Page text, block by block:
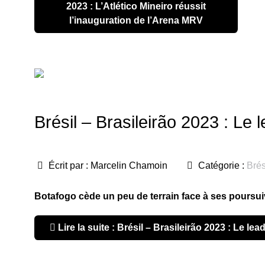
2023 : L’Atlético Mineiro réussit
l’inauguration de l’Arena MRV
Brésil – Brasileirão 2023 : Le
Écrit par : Marcelin Chamoin Catégorie :
Botafogo cède un peu de terrain face à ses
Lire la suite : Brésil – Brasileirão 2023 : Le